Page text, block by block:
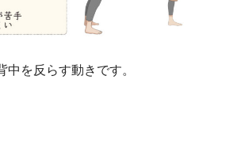
中を反らす動きです。